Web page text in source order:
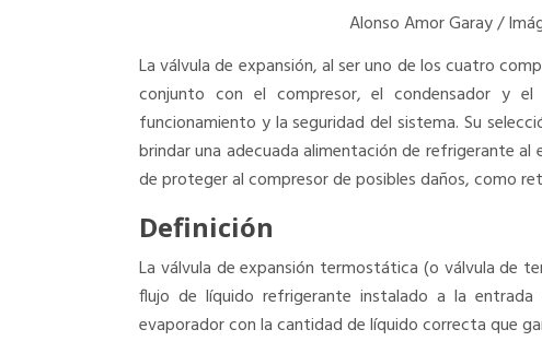
Alonso Amor Garay /
La válvula de expansión, al ser uno de los cuatro
conjunto con el compresor, el condensador y
funcionamiento y la seguridad del sistema. Su
brindar una adecuada alimentación de refrigerante
de proteger al compresor de posibles daños, como
Definición
La válvula de expansión termostática (o válvula de
flujo de líquido refrigerante instalado a la
evaporador con la cantidad de líquido correcta que